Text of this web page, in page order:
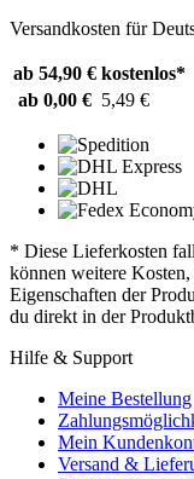
Versandkosten für
ab 54,90 € kostenlos*
ab 0,00 € 5,49 €
* Diese Lieferkosten
können weitere
Eigenschaften der
du direkt in der
Hilfe & Support
Meine Bestellung
Mein
Versand &